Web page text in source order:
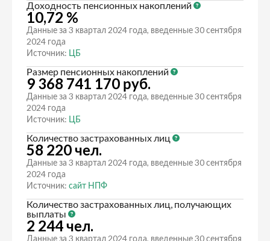
Доходность пенсионных накоплений
10,72 %
Данные за 3 квартал 2024 года, введенные 30 сентября
2024 года
Источник: ЦБ
Размер пенсионных накоплений
9 368 741 170 руб.
Данные за 3 квартал 2024 года, введенные 30 сентября
2024 года
Источник: ЦБ
Количество застрахованных лиц
58 220 чел.
Данные за 3 квартал 2024 года, введенные 30 сентября
2024 года
Источник: сайт НПФ
Количество застрахованных лиц, получающих
выплаты
2 244 чел.
Данные за 3 квартал 2024 года, введенные 30 сентября